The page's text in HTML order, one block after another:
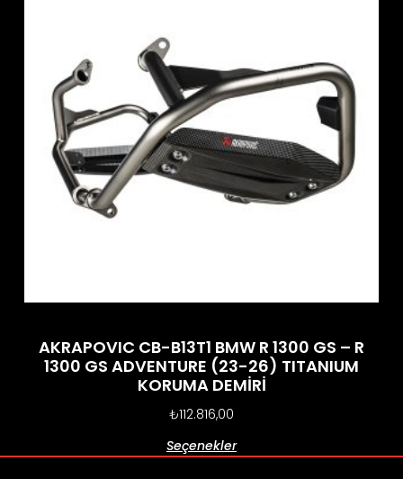
AKRAPOVIC CB-B13T1 BMW R 1300 GS – R
1300 GS ADVENTURE (23-26) TITANIUM
KORUMA DEMİRİ
₺112.816,00
Seçenekler